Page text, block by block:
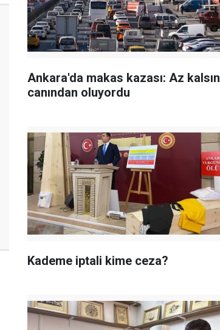
Ankara'da makas kazası: Az kalsın
canından oluyordu
Kademe iptali kime ceza?